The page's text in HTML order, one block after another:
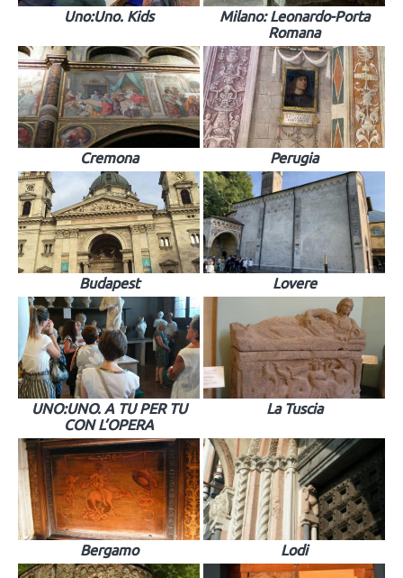
Uno:Uno. Kids
Milano: Leonardo-Porta
Romana
Cremona Perugia
Budapest Lovere
UNO:UNO. A TU PER TU
CON L’OPERA
La Tuscia
Bergamo Lodi